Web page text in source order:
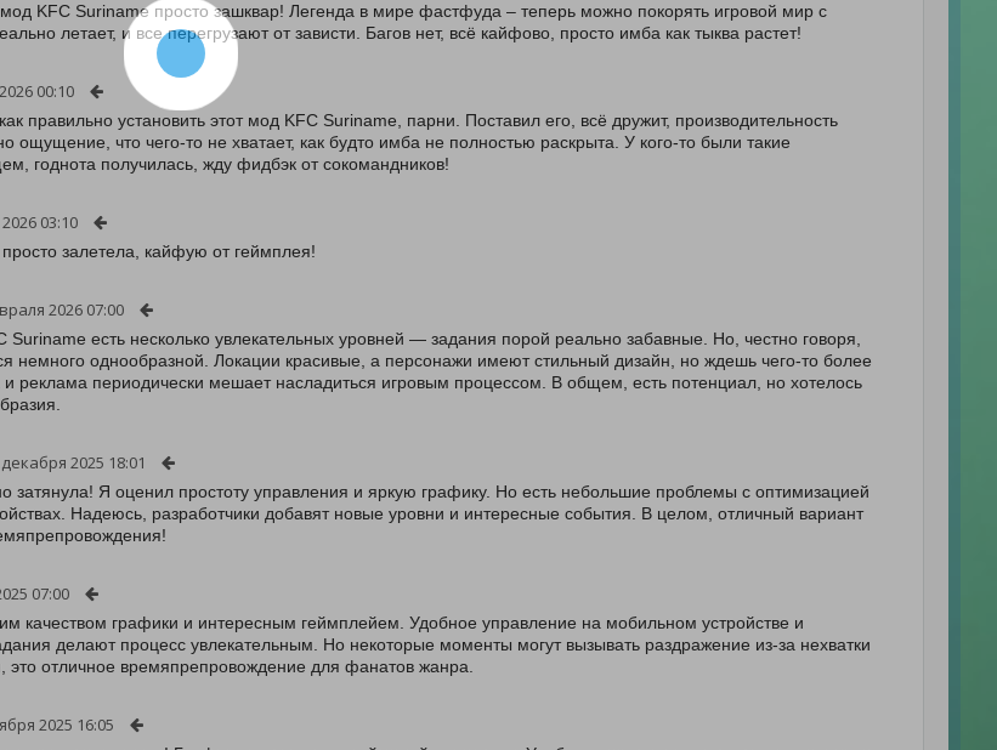
мод KFC Suriname просто зашквар! Легенда в мире фастфуда – теперь можно покорять игровой мир с
летает, и все перегрузают от зависти. Багов нет, всё кайфово, просто имба как тыква растет!
00:10
правильно установить этот мод KFC Suriname, парни. Поставил его, всё дружит, производительность
ощущение, что чего-то не хватает, как будто имба не полностью раскрыта. У кого-то были такие
годнота получилась, жду фидбэк от сокомандников!
03:10
залетела, кайфую от геймплея!
2026 07:00
Suriname есть несколько увлекательных уровней — задания порой реально забавные. Но, честно говоря,
немного однообразной. Локации красивые, а персонажи имеют стильный дизайн, но ждешь чего-то более
и реклама периодически мешает насладиться игровым процессом. В общем, есть потенциал, но хотелось
2025 18:01
затянула! Я оценил простоту управления и яркую графику. Но есть небольшие проблемы с оптимизацией
Надеюсь, разработчики добавят новые уровни и интересные события. В целом, отличный вариант
07:00
качеством графики и интересным геймплейем. Удобное управление на мобильном устройстве и
делают процесс увлекательным. Но некоторые моменты могут вызывать раздражение из-за нехватки
это отличное времяпрепровождение для фанатов жанра.
2025 16:05